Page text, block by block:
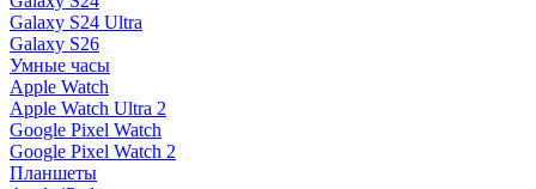
Galaxy S24 Ultra
Galaxy S26
Умные часы
Apple Watch
Apple Watch Ultra 2
Google Pixel Watch
Google Pixel Watch 2
Планшеты